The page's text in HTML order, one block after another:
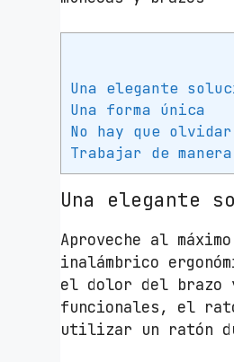
Una elegante
Una forma única
No hay que
Trabajar de
Una elegante
Aproveche al
inalámbrico
el dolor del brazo
funcionales, el
utilizar un ratón